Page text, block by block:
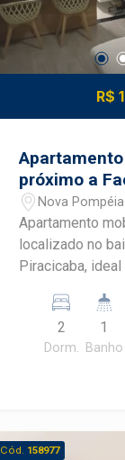
R$
próximo a
Morumbi
Nova
Apartamento
localizado no
Piracicaba,
pronto para
planejados,
excelente
pontos de
2
Dorm.
1
Banho
Cód. 158977